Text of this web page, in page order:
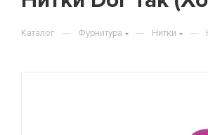
Каталог — Фурнитура — Нитки —